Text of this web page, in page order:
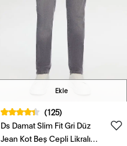
Ekle
(125)
Ds Damat Slim Fit Gri Düz
Jean Kot Beş Cepli Likralı